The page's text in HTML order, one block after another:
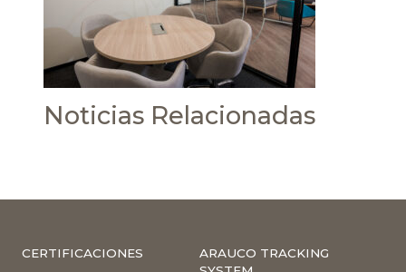
Noticias Relacionadas
CERTIFICACIONES
ARAUCO TRACKING